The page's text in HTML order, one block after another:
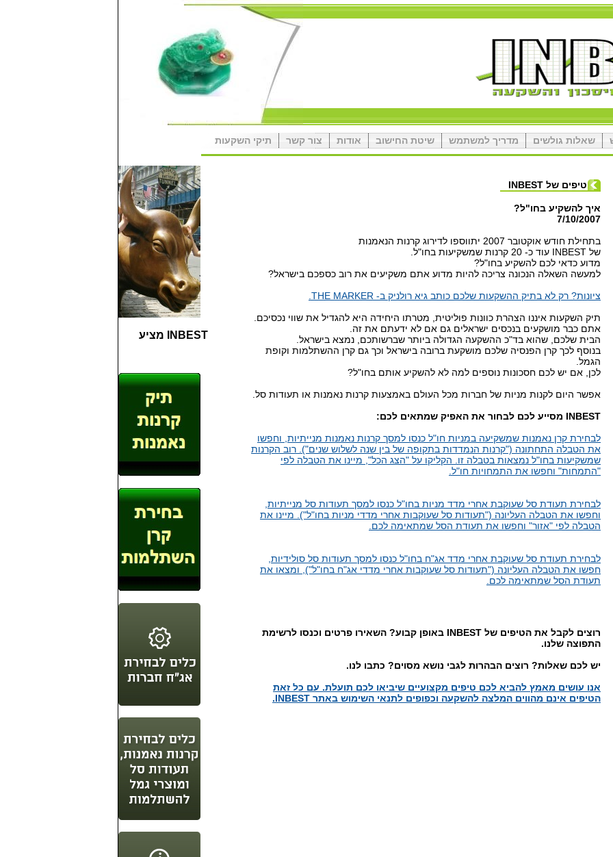
שאלות גולשים מדריך למשתמש שיטת החישוב אודות צור קשר תיקי השקעות
טיפים של INBEST
איך להשקיע בחו"ל?
7/10/2007
בתחילת חודש אוקטובר 2007 יתווספו לדירוג קרנות הנאמנות
של INBEST עוד כ- 20 קרנות שמשקיעות בחו"ל.
מדוע כדאי לכם להשקיע בחו"ל?
למעשה השאלה הנכונה צריכה להיות מדוע אתם משקיעים את רוב כספכם בישראל?
ציונות? רק לא בתיק ההשקעות שלכם כותב גיא רולניק ב- THE MARKER.
תיק השקעות איננו הצהרת כוונות פוליטית, מטרתו היחידה היא להגדיל את שווי נכסיכם.
אתם כבר מושקעים בנכסים ישראלים גם אם לא ידעתם את זה.
הבית שלכם, שהוא בד"כ ההשקעה הגדולה ביותר שברשותכם, נמצא בישראל.
בנוסף לכך קרן הפנסיה שלכם מושקעת ברובה בישראל וכך גם קרן ההשתלמות וקופת
הגמל.
לכן, אם יש לכם חסכונות נוספים למה לא להשקיע אותם בחו"ל?
אפשר היום לקנות מניות של חברות מכל העולם באמצעות קרנות נאמנות או תעודות סל.
INBEST מסייע לכם לבחור את האפיק שמתאים לכם:
לבחירת קרן נאמנות שמשקיעה במניות חו"ל כנסו למסך קרנות נאמנות מנייתיות, וחפשו
את הטבלה התחתונה ("קרנות הנמדדות בתקופה של בין שנה לשלוש שנים"). רוב הקרנות
שמשקיעות בחו"ל נמצאות בטבלה זו. הקליקו על "הצג הכל", מיינו את הטבלה לפי
"התמחות" וחפשו את התמחויות חו"ל.
לבחירת תעודת סל שעוקבת אחרי מדד מניות בחו"ל כנסו למסך תעודות סל מנייתיות,
וחפשו את הטבלה העליונה ("תעודות סל שעוקבות אחרי מדדי מניות בחו"ל"). מיינו את
הטבלה לפי "אזור" וחפשו את תעודת הסל שמתאימה לכם.
לבחירת תעודת סל שעוקבת אחרי מדד אג"ח בחו"ל כנסו למסך תעודות סל סולידיות,
חפשו את הטבלה העליונה ("תעודות סל שעוקבות אחרי מדדי אג"ח בחו"ל"), ומצאו את
תעודת הסל שמתאימה לכם.
רוצים לקבל את הטיפים של INBEST באופן קבוע? השאירו פרטים וכנסו לרשימת
התפוצה שלנו.
יש לכם שאלות? רוצים הבהרות לגבי נושא מסוים? כתבו לנו.
אנו עושים מאמץ להביא לכם טיפים מקצועיים שיביאו לכם תועלת. עם כל זאת
הטיפים אינם מהווים המלצה להשקעה וכפופים לתנאי השימוש באתר INBEST.
INBEST מציע